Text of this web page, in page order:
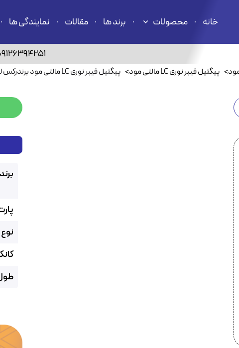
خانه محصولات برند ها مقالات نمایندگی ها
> پیگتیل فیبر نوری LC مالتی مود > پیگتیل فیبر نوری LC مالتی مود برندرکس لویتون HOTLC050002
برند